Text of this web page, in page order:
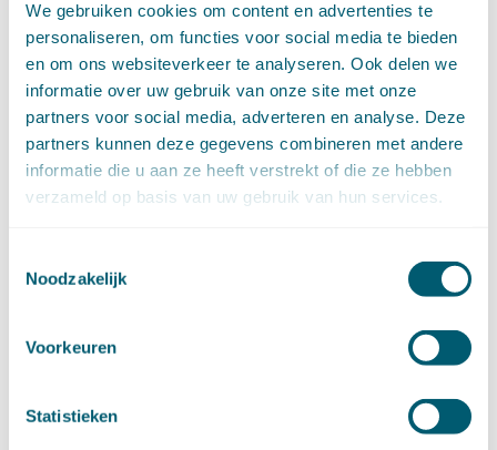
We gebruiken cookies om content en advertenties te
personaliseren, om functies voor social media te bieden
en om ons websiteverkeer te analyseren. Ook delen we
informatie over uw gebruik van onze site met onze
partners voor social media, adverteren en analyse. Deze
partners kunnen deze gegevens combineren met andere
informatie die u aan ze heeft verstrekt of die ze hebben
verzameld op basis van uw gebruik van hun services.
Noodzakelijk
Voorkeuren
Statistieken
februari (11)
januari (15)
►
2020 (154)
december (6)
november (14)
oktober (14)
september (8)
augustus (2)
mei (12)
februari (12)
►
december (8)